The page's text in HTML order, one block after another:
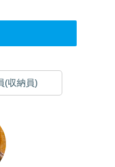
(収納員)